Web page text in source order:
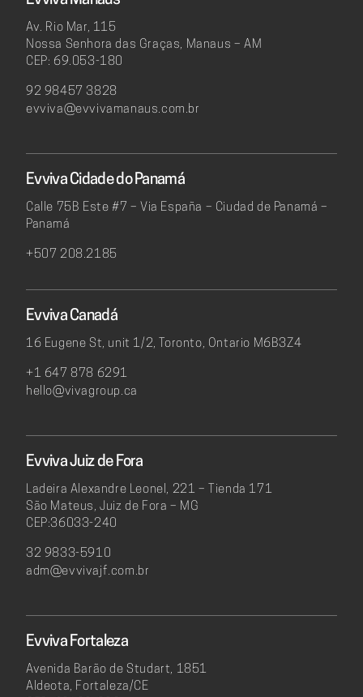
Av. Rio Mar, 115
Nossa Senhora das Graças, Manaus – AM
CEP: 69.053-180
92 98457 3828
evviva@evvivamanaus.com.br
Evviva Cidade do Panamá
Calle 75B Este #7 – Via España – Ciudad de Panamá –
Panamá
+507 208.2185
Evviva Canadá
16 Eugene St, unit 1/2, Toronto, Ontario M6B3Z4
+1 647 878 6291
hello@vivagroup.ca
Evviva Juiz de Fora
Ladeira Alexandre Leonel, 221 – Tienda 171
São Mateus, Juiz de Fora – MG
CEP:36033-240
32 9833-5910
adm@evvivajf.com.br
Evviva Fortaleza
Avenida Barão de Studart, 1851
Aldeota, Fortaleza/CE